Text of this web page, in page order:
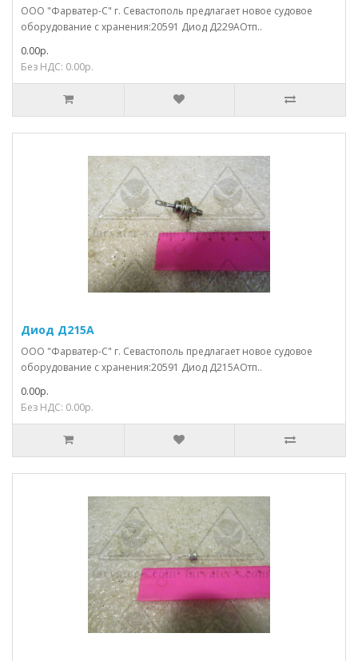
ООО "Фарватер-С" г. Севастополь предлагает новое судовое
оборудование с хранения:20591 Диод Д229АОтп..
0.00р.
Без НДС: 0.00р.
Диод Д215А
ООО "Фарватер-С" г. Севастополь предлагает новое судовое
оборудование с хранения:20591 Диод Д215АОтп..
0.00р.
Без НДС: 0.00р.